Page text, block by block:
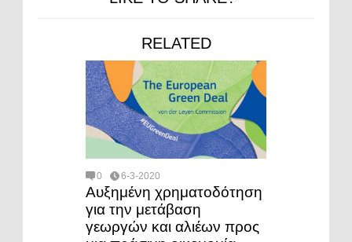
RELATED
0 6-3-2020
Αυξημένη χρηματοδότηση
για την μετάβαση
γεωργών και αλιέων προς